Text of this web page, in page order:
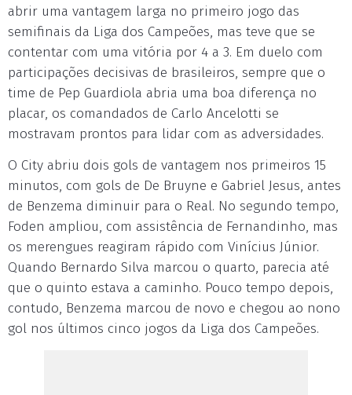
abrir uma vantagem larga no primeiro jogo das
semifinais da Liga dos Campeões, mas teve que se
contentar com uma vitória por 4 a 3. Em duelo com
participações decisivas de brasileiros, sempre que o
time de Pep Guardiola abria uma boa diferença no
placar, os comandados de Carlo Ancelotti se
mostravam prontos para lidar com as adversidades.
O City abriu dois gols de vantagem nos primeiros 15
minutos, com gols de De Bruyne e Gabriel Jesus, antes
de Benzema diminuir para o Real. No segundo tempo,
Foden ampliou, com assistência de Fernandinho, mas
os merengues reagiram rápido com Vinícius Júnior.
Quando Bernardo Silva marcou o quarto, parecia até
que o quinto estava a caminho. Pouco tempo depois,
contudo, Benzema marcou de novo e chegou ao nono
gol nos últimos cinco jogos da Liga dos Campeões.